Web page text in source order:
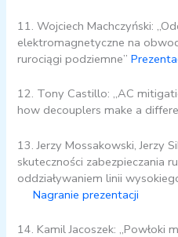
11. Wojciech Machczyński:
elektromagnetyczne na
rurociągi podziemne”
12. Tony Castillo: „AC
how decouplers make a
13. Jerzy Mossakowski, Jerzy
skuteczności zabezpieczania
oddziaływaniem linii
Nagranie prezentacji
14. Kamil Jacoszek: „Powłoki